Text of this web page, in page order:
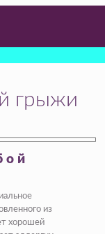
грыжи
из
хорошей